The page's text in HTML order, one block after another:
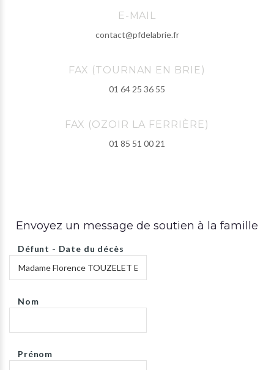
E-MAIL
contact@pfdelabrie.fr
FAX (TOURNAN EN BRIE)
01 64 25 36 55
FAX (OZOIR LA FERRIÈRE)
01 85 51 00 21
Envoyez un message de soutien à la famille
Défunt - Date du décès
Nom
Prénom